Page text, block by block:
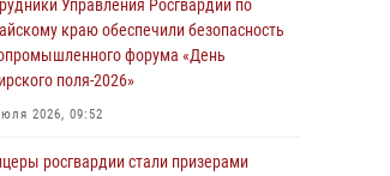
«Звёздный»
2026, 11:13
Алтайского края приняла участие
Управления Росгвардии по
краю обеспечили безопасность
форума «День
поля-2026»
2026, 09:52
росгвардии стали призерами